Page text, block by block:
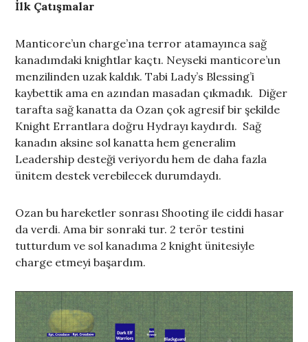
İlk Çatışmalar
Manticore’un charge’ına terror atamayınca sağ
kanadımdaki knightlar kaçtı. Neyseki manticore’un
menzilinden uzak kaldık. Tabi Lady’s Blessing’i
kaybettik ama en azından masadan çıkmadık. Diğer
tarafta sağ kanatta da Ozan çok agresif bir şekilde
Knight Errantlara doğru Hydrayı kaydırdı. Sağ
kanadın aksine sol kanatta hem generalim
Leadership desteği veriyordu hem de daha fazla
ünitem destek verebilecek durumdaydı.
Ozan bu hareketler sonrası Shooting ile ciddi hasar
da verdi. Ama bir sonraki tur. 2 terör testini
tutturdum ve sol kanadıma 2 knight ünitesiyle
charge etmeyi başardım.